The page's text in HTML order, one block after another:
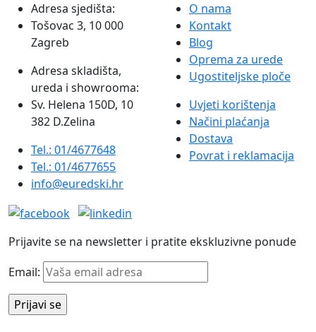
Adresa sjedišta:
Tošovac 3, 10 000
Zagreb
Adresa skladišta,
ureda i showrooma:
Sv. Helena 150D, 10
382 D.Zelina
Tel.: 01/4677648
Tel.: 01/4677655
info@euredski.hr
O nama
Kontakt
Blog
Oprema za urede
Ugostiteljske ploče
Uvjeti korištenja
Načini plaćanja
Dostava
Povrat i reklamacija
Prijavite se na newsletter i pratite ekskluzivne ponude
Email: